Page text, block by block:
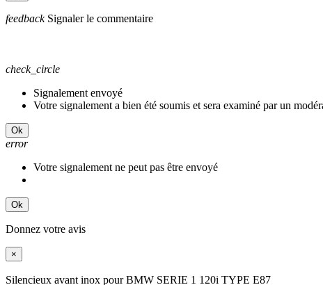
feedback Signaler le commentaire
check_circle
Signalement envoyé
Votre signalement a bien été soumis et sera examiné par un
Ok
error
Votre signalement ne peut pas être envoyé
Ok
Donnez votre avis
×
Silencieux avant inox pour BMW SERIE 1 120i TYPE E87